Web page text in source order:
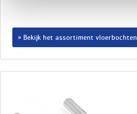
Bekijk het assortiment vloerbochten